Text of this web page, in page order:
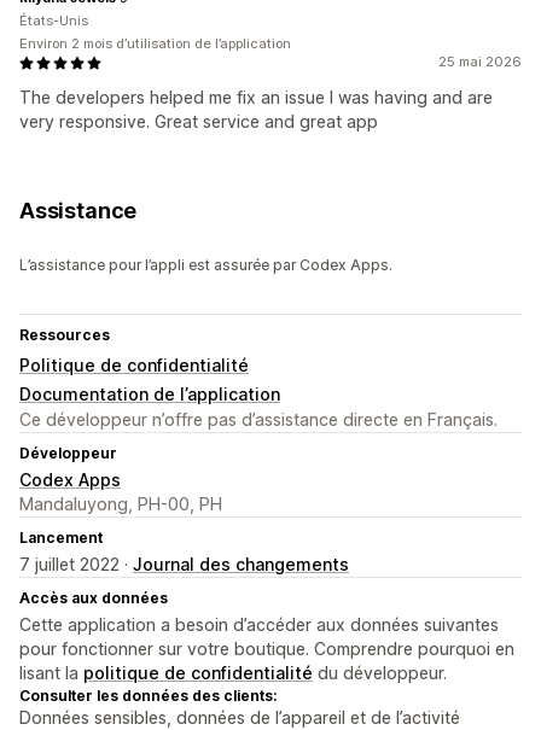
25 mai 2026
The developers helped me fix an issue I was having and are
very responsive. Great service and great app
États-Unis
Environ 2 mois d’utilisation de l’application
Assistance
L’assistance pour l’appli est assurée par Codex Apps.
Ressources
Politique de confidentialité
Documentation de l’application
Ce développeur n’offre pas d’assistance directe en Français.
Développeur
Codex Apps
Mandaluyong, PH-00, PH
Lancement
7 juillet 2022 · Journal des changements
Accès aux données
Cette application a besoin d’accéder aux données suivantes
pour fonctionner sur votre boutique. Comprendre pourquoi en
lisant la politique de confidentialité du développeur.
Consulter les données des clients:
Données sensibles, données de l’appareil et de l’activité